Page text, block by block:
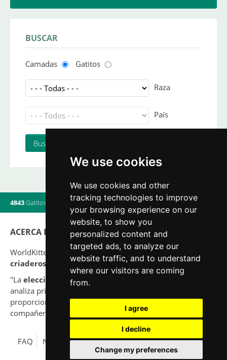
We use cookies
We use cookies and other
tracking technologies to improve
your browsing experience on our
website, to show you
personalized content and
targeted ads, to analyze our
website traffic, and to understand
where our visitors are coming
from.
I agree
I decline
Change my preferences
BUSCAR
Camadas Gatitos
Raza
País
4843Gatitos Camadas|560Criadores|9Usuarios online
ACERCA DE
WorldKittens tiene el mayor listado Internacional de
criaderos y camadasde gatos en la actualidad.
"La elección
de un gato nunca debe ser por capricho,
analiza primero tu situación y piensa si serás capaz de
proporcionar una buena calidad de vida a tu nuevo
compañero para toda su vida."
FAQ Nota legal Política de Privacidad Contacto